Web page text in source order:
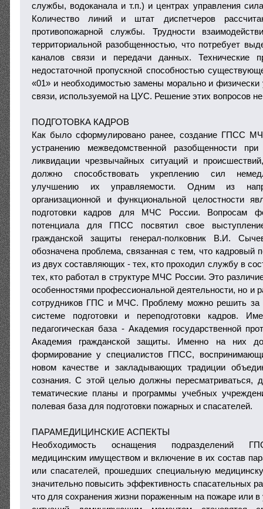
службы, водоканала и т.п.) и центрах управления
Количество линий и штат диспетчеров
противопожарной службы. Трудности
территориальной разобщенностью, что потребует
каналов связи и передачи данных. Технические
недостаточной пропускной способностью
«01» и необходимостью замены морально и физически
связи, используемой на ЦУС. Решение этих вопросов не
ПОДГОТОВКА КАДРОВ
Как было сформулировано ранее, создание ГПСС
устранению межведомственной разобщенности
ликвидации чрезвычайных ситуаций и
должно способствовать укреплению сил
улучшению их управляемости. Одним из
организационной и функциональной целостности
подготовки кадров для МЧС России. Вопросам
потенциала для ГПСС посвятил свое
гражданской защиты генерал-полковник В.И.
обозначена проблема, связанная с тем, что кадровый
из двух составляющих - тех, кто проходил службу в
тех, кто работал в структуре МЧС России. Это
особенностями профессиональной деятельности, но и
сотрудников ГПС и МЧС. Проблему можно решить за
системе подготовки и переподготовки кадров.
педагогическая база - Академия государственной
Академия гражданской защиты. Именно на них
формирование у специалистов ГПСС,
новом качестве и закладывающих традиции
сознания. С этой целью должны пересматриваться,
тематические планы и программы учебных
полевая база для подготовки пожарных и спасателей.
ПАРАМЕДИЦИНСКИЕ АСПЕКТЫ
Необходимость оснащения подразделений
медицинским имуществом и включение в их состав
или спасателей, прошедших специальную
значительно повысить эффективность спасательных
что для сохранения жизни пораженным на пожаре или